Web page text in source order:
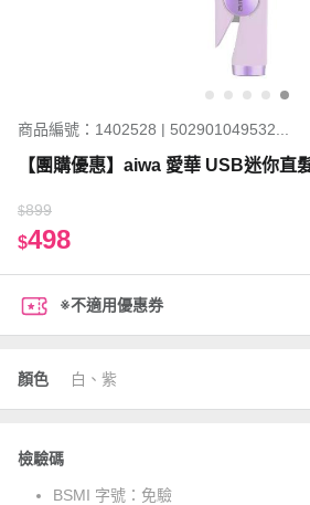
商品編號：1402528 | 502901049532...
【團購優惠】aiwa 愛華 USB迷你直
$899
$498
※不適用優惠券
顏色 白、紫
檢驗碼
BSMI 字號： 免驗